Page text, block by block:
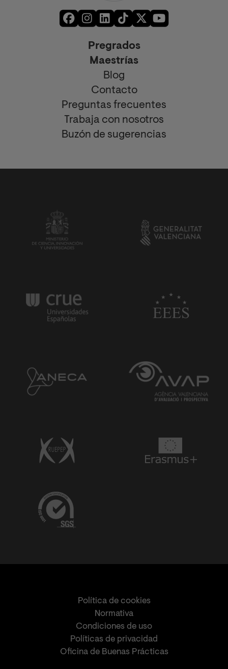
Pregrados
Maestrías
Blog
Contacto
Preguntas frecuentes
Trabaja con nosotros
Buzón de sugerencias
Política de cookies
Normativa
Condiciones de uso
Políticas de privacidad
Oficina de Buenas Prácticas